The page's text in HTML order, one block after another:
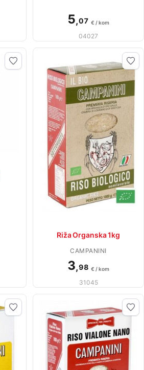
5,07 € / kom
04027
Riža Organska 1kg
CAMPANINI
3,98 € / kom
31045